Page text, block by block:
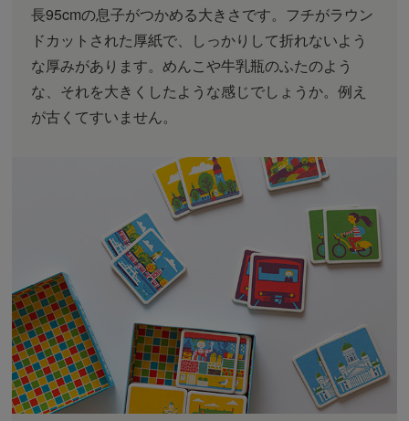
長95cmの息子がつかめる大きさです。フチがラウン
ドカットされた厚紙で、しっかりして折れないよう
な厚みがあります。めんこや牛乳瓶のふたのよう
な、それを大きくしたような感じでしょうか。例え
が古くてすいません。